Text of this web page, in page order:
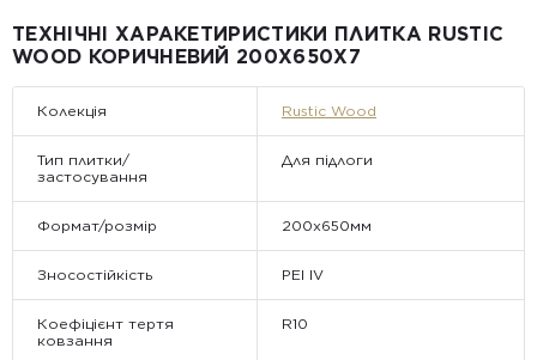
Примітка:
• Відвантаження здійснюється виключно у робочі дні. У суботу,
неділю та святкові дні замовлення не обробляються та не
ТЕХНІЧНІ ХАРАКЕТИРИСТИКИ ПЛИТКА RUSTIC
WOOD КОРИЧНЕВИЙ 200X650X7
Колекція Rustic Wood
Тип плитки/
застосування
Для підлоги
Формат/розмір 200х650мм
Зносостійкість PEI IV
Коефіцієнт тертя
ковзання
R10